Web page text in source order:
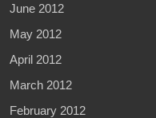
June 2012
May 2012
April 2012
March 2012
February 2012